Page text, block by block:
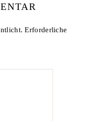
Erforderliche